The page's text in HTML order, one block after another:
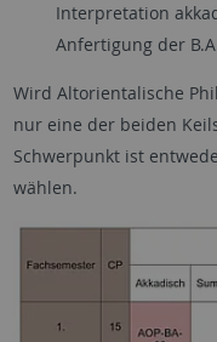
Interpretation
Anfertigung der
Wird Altorientalische
nur eine der beiden
Schwerpunkt ist
wählen.